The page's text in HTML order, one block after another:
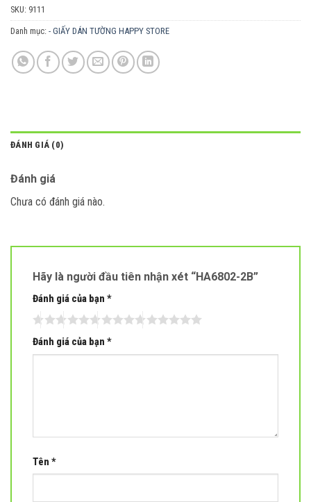
SKU: 9111
Danh mục: - GIẤY DÁN TƯỜNG HAPPY STORE
ĐÁNH GIÁ (0)
Đánh giá
Chưa có đánh giá nào.
Hãy là người đầu tiên nhận xét “HA6802-2B”
Đánh giá của bạn *
Đánh giá của bạn *
Tên *